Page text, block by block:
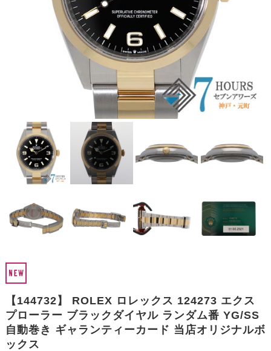
【144732】 ROLEX ロレックス 124273 エクス
プローラー ブラックダイヤル ランダム番 YG/SS
自動巻き ギャランティーカード 当店オリジナルボ
ックス